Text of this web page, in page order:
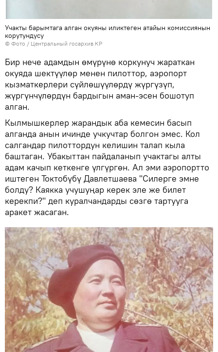
Учакты барымтага алган окуяны иликтеген атайын комиссиянын
корутундусу
© Фото / Центральный госархив КР
Бир нече адамдын өмүрүнө коркунуч жараткан
окуяда шектүүлөр менен пилоттор, аэропорт
кызматкерлери сүйлөшүүлөрдү жүргүзүп,
жүргүнчүлөрдүн бардыгын аман-эсен бошотуп
алган.
Кылмышкерлер жарандык аба кемесин басып
алганда анын ичинде учкучтар болгон эмес. Кол
салгандар пилоттордун келишин талап кыла
баштаган. Убакыттан пайдаланып учактагы алты
адам качып кеткенге үлгүргөн. Ал эми аэропортто
иштеген Токтобүбү Давлетшаева "Силерге эмне
болду? Каякка учушуңар керек эле же билет
керекпи?" деп куралчандарды сөзгө тартууга
аракет жасаган.